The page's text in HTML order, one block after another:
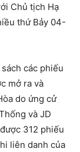
Chủ tịch Hạ
thứ Bảy 04-
các phiếu
mở ra và
do ứng cử
và JD
312 phiếu
liên danh của